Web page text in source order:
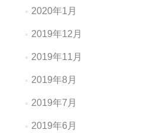
2020年1月
2019年12月
2019年11月
2019年8月
2019年7月
2019年6月